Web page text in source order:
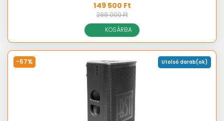
149 500 Ft
288 000 Ft
KOSÁRBA
-57% Utolsó darab(ok)